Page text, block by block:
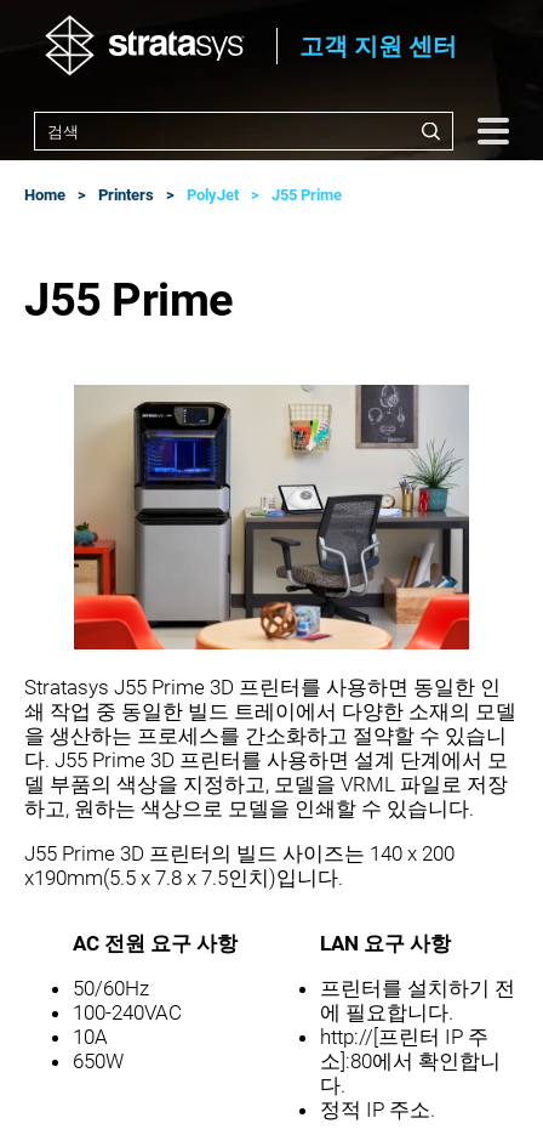
고객 지원 센터
Home Printers PolyJet J55 Prime
J55 Prime
Stratasys J55 Prime 3D 프린터를 사용하면 동일한 인
쇄 작업 중 동일한 빌드 트레이에서 다양한 소재의 모델
을 생산하는 프로세스를 간소화하고 절약할 수 있습니
다. J55 Prime 3D 프린터를 사용하면 설계 단계에서 모
델 부품의 색상을 지정하고, 모델을 VRML 파일로 저장
하고, 원하는 색상으로 모델을 인쇄할 수 있습니다.
J55 Prime 3D 프린터의 빌드 사이즈는 140 x 200
x190mm(5.5 x 7.8 x 7.5인치)입니다.
AC 전원 요구 사항
50/60Hz
100-240VAC
10A
650W
LAN 요구 사항
프린터를 설치하기 전
에 필요합니다.
http://[프린터 IP 주
소]:80에서 확인합니
다.
정적 IP 주소.